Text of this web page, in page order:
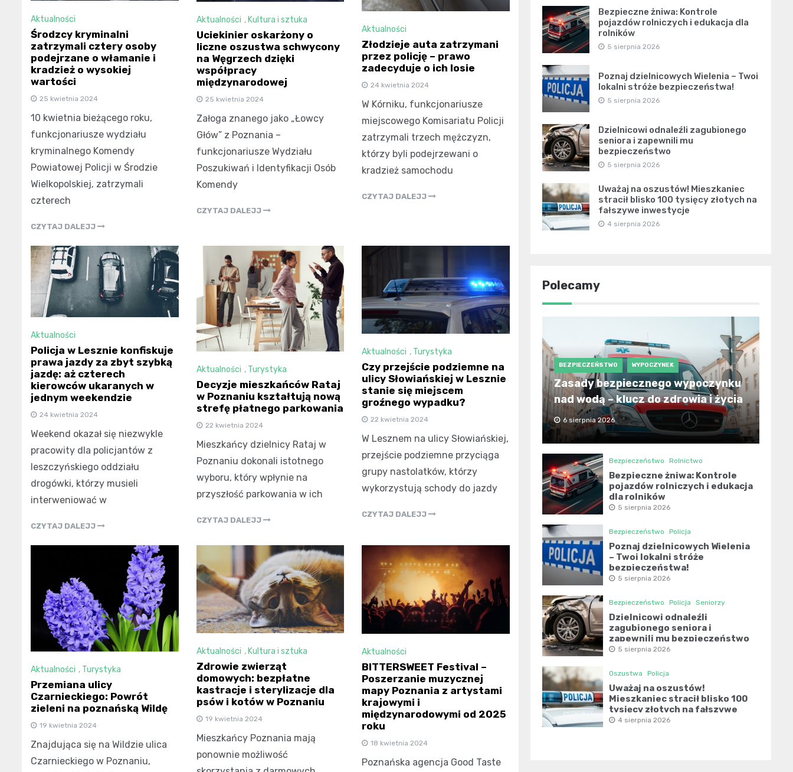
Aktualności
Środzcy kryminalni
zatrzymali cztery osoby
podejrzane o włamanie i
kradzież o wysokiej
wartości
25 kwietnia 2024
10 kwietnia bieżącego roku,
funkcjonariusze wydziału
kryminalnego Komendy
Powiatowej Policji w Środzie
Wielkopolskiej, zatrzymali
czterech
CZYTAJ DALEJJ
Aktualności , Kultura i sztuka
Uciekinier oskarżony o
liczne oszustwa schwycony
na Węgrzech dzięki
współpracy
międzynarodowej
25 kwietnia 2024
Załoga znanego jako „Łowcy
Głów” z Poznania –
funkcjonariusze Wydziału
Poszukiwań i Identyfikacji Osób
Komendy
CZYTAJ DALEJJ
Aktualności
Złodzieje auta zatrzymani
przez policję – prawo
zadecyduje o ich losie
24 kwietnia 2024
W Kórniku, funkcjonariusze
miejscowego Komisariatu Policji
zatrzymali trzech mężczyzn,
którzy byli podejrzewani o
kradzież samochodu
CZYTAJ DALEJJ
Aktualności
Policja w Lesznie konfiskuje
prawa jazdy za zbyt szybką
jazdę: aż czterech
kierowców ukaranych w
jednym weekendzie
24 kwietnia 2024
Weekend okazał się niezwykle
pracowity dla policjantów z
leszczyńskiego oddziału
drogówki, którzy musieli
interweniować w
CZYTAJ DALEJJ
Aktualności , Turystyka
Decyzje mieszkańców Rataj
w Poznaniu kształtują nową
strefę płatnego parkowania
22 kwietnia 2024
Mieszkańcy dzielnicy Rataj w
Poznaniu dokonali istotnego
wyboru, który wpłynie na
przyszłość parkowania w ich
CZYTAJ DALEJJ
Aktualności , Turystyka
Czy przejście podziemne na
ulicy Słowiańskiej w Lesznie
stanie się miejscem
groźnego wypadku?
22 kwietnia 2024
W Lesznem na ulicy Słowiańskiej,
przejście podziemne przyciąga
grupy nastolatków, którzy
wykorzystują schody do jazdy
CZYTAJ DALEJJ
Aktualności , Turystyka
Przemiana ulicy
Czarnieckiego: Powrót
zieleni na poznańską Wildę
19 kwietnia 2024
Znajdująca się na Wildzie ulica
Czarnieckiego w Poznaniu,
Aktualności ,Kultura i sztuka
Zdrowie zwierząt
domowych: bezpłatne
kastracje i sterylizacje dla
psów i kotów w Poznaniu
19 kwietnia 2024
Mieszkańcy Poznania mają
ponownie możliwość
Aktualności
BITTERSWEET Festival –
Poszerzanie muzycznej
mapy Poznania z artystami
krajowymi i
międzynarodowymi od 2025
roku
18 kwietnia 2024
Poznańska agencja Good Taste
Bezpieczne żniwa: Kontrole
pojazdów rolniczych i edukacja dla
rolników
5 sierpnia 2026
Poznaj dzielnicowych Wielenia – Twoi
lokalni stróże bezpieczeństwa!
5 sierpnia 2026
Dzielnicowi odnaleźli zagubionego
seniora i zapewnili mu
bezpieczeństwo
5 sierpnia 2026
Uważaj na oszustów! Mieszkaniec
stracił blisko 100 tysięcy złotych na
fałszywe inwestycje
4 sierpnia 2026
Polecamy
BEZPIECZEŃSTWO WYPOCZYNEK
Zasady bezpiecznego wypoczynku
nad wodą – klucz do zdrowia i życia
6 sierpnia 2026
Bezpieczeństwo Rolnictwo
Bezpieczne żniwa: Kontrole
pojazdów rolniczych i edukacja
dla rolników
5 sierpnia 2026
Bezpieczeństwo Policja
Poznaj dzielnicowych Wielenia
– Twoi lokalni stróże
bezpieczeństwa!
5 sierpnia 2026
Bezpieczeństwo Policja Seniorzy
Dzielnicowi odnaleźli
zagubionego seniora i
zapewnili mu bezpieczeństwo
5 sierpnia 2026
Oszustwa Policja
Uważaj na oszustów!
Mieszkaniec stracił blisko 100
tysięcy złotych na fałszywe
inwestycje
4 sierpnia 2026